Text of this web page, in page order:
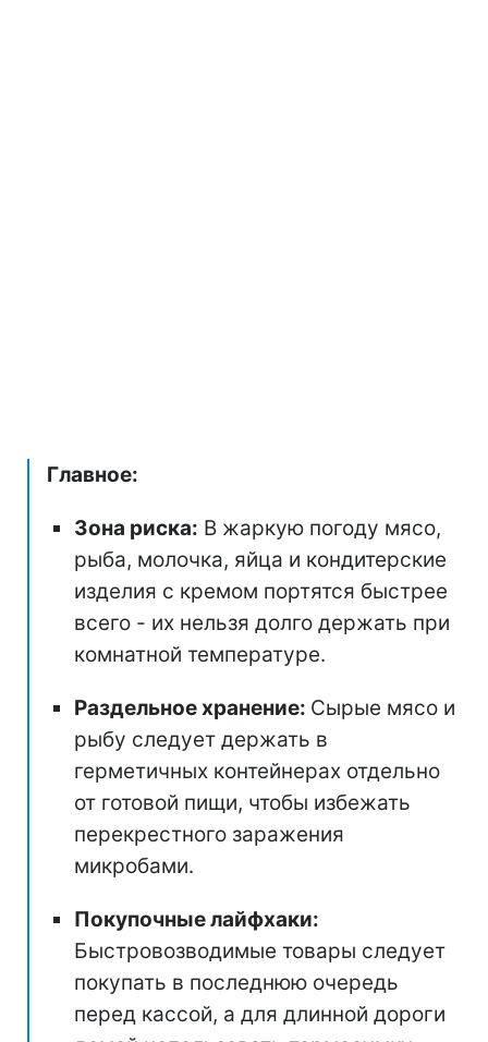
Главное:
Зона риска: В жаркую погоду мясо,
рыба, молочка, яйца и кондитерские
изделия с кремом портятся быстрее
всего - их нельзя долго держать при
комнатной температуре.
Раздельное хранение: Сырые мясо и
рыбу следует держать в
герметичных контейнерах отдельно
от готовой пищи, чтобы избежать
перекрестного заражения
микробами.
Покупочные лайфхаки:
Быстровозводимые товары следует
покупать в последнюю очередь
перед кассой, а для длинной дороги